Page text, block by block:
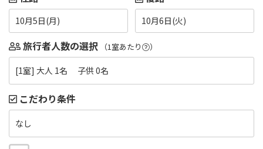
10月5日(月) 10月6日(火)
旅行者人数の選択 （1室あたり ）
[1室] 大人 1名 子供 0名
こだわり条件
なし